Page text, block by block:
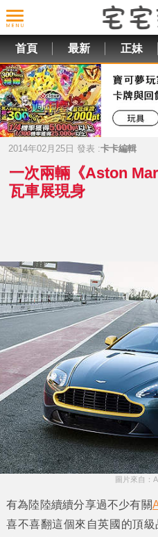
首頁 最新 正妹
2014年02月25日 發表 :卡卡編輯
一次兩輛《Aston
瓦車展現身
圖片來自：
有為陸陸續續分享過不少有關
喜不喜翻這個來自英國的頂